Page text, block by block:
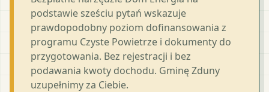
podstawie sześciu pytań wskazuje
prawdopodobny poziom dofinansowania z
programu Czyste Powietrze i dokumenty do
przygotowania. Bez rejestracji i bez
podawania kwoty dochodu. Gminę Zduny
uzupełnimy za Ciebie.